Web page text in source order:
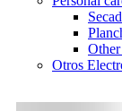
Otros